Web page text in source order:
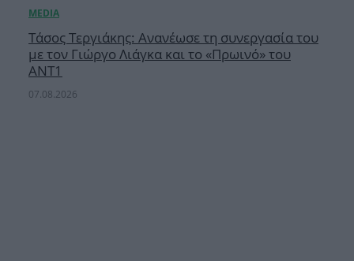
Τάσος Τεργιάκης: Ανανέωσε τη συνεργασία του
με τον Γιώργο Λιάγκα και το «Πρωινό» του
ΑΝΤ1
07.08.2026